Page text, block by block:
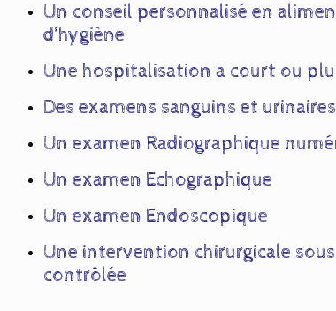
Un conseil personnalisé en
d’hygiène
Une hospitalisation a court ou
Des examens sanguins et urinaires
Un examen Radiographique
Un examen Echographique
Un examen Endoscopique
Une intervention chirurgicale
contrôlée